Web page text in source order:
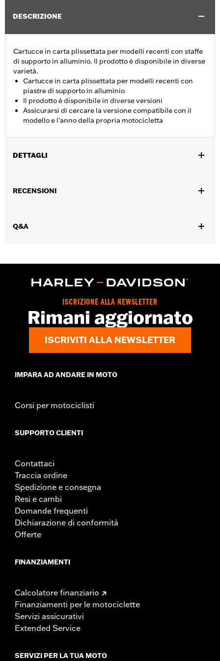
DESCRIZIONE
Cartucce in carta plissettata per modelli recenti con staffe
di supporto in alluminio. Il prodotto è disponibile in diverse
varietà.
Cartucce in carta plissettata per modelli recenti con
piastre di supporto in alluminio
Il prodotto è disponibile in diverse versioni
Assicurarsi di cercare la versione compatibile con il
modello e l’anno della propria motocicletta
DETTAGLI
Venduti singolarmente:
RECENSIONI
Q&A
ISCRIZIONE ALLA NEWSLETTER
Rimani aggiornato
ISCRIVITI ALLA NEWSLETTER
IMPARA AD ANDARE IN MOTO
Corsi per motociclisti
SUPPORTO CLIENTI
Contattaci
Traccia ordine
Spedizione e consegna
Resi e cambi
Domande frequenti
Dichiarazione di conformità
Offerte
FINANZIAMENTI
Calcolatore finanziario
Finanziamenti per le motociclette
Servizi assicurativi
Extended Service
SERVIZI PER LA TUA MOTO